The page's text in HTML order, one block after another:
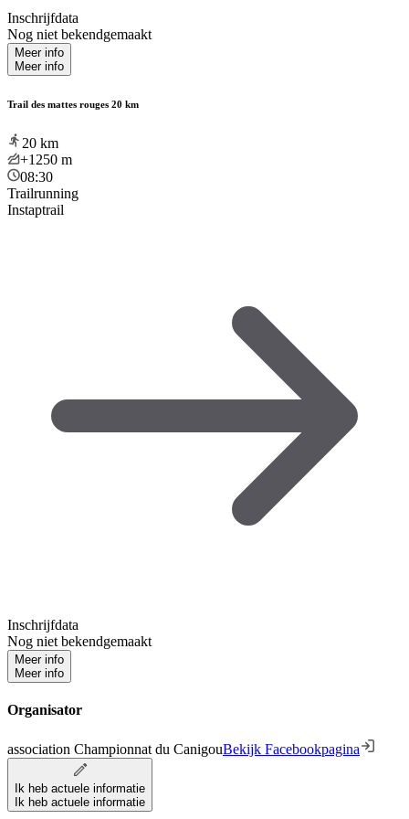
Inschrijfdata
Nog niet bekendgemaakt
Meer info
Meer info
Trail des mattes rouges 20 km
20 km
+1250 m
08:30
Trailrunning
Instaptrail
Inschrijfdata
Nog niet bekendgemaakt
Meer info
Meer info
Organisator
association Championnat du CanigouBekijk Facebookpagina
Ik heb actuele informatie
Ik heb actuele informatie